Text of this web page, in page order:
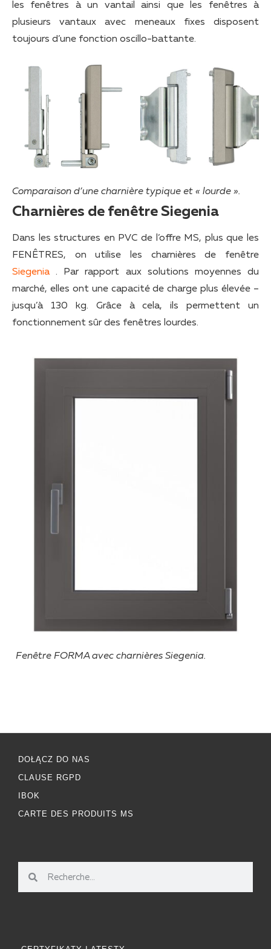
les fenêtres à un vantail ainsi que les fenêtres à
plusieurs vantaux avec meneaux fixes disposent
toujours d’une fonction oscillo-battante.
Comparaison d’une charnière typique et « lourde ».
Charnières de fenêtre Siegenia
Dans les structures en PVC de l’offre MS, plus que les
FENÊTRES, on utilise les charnières de fenêtre
Siegenia. Par rapport aux solutions moyennes du
marché, elles ont une capacité de charge plus élevée –
jusqu’à 130 kg. Grâce à cela, ils permettent un
fonctionnement sûr des fenêtres lourdes.
Fenêtre FORMA avec charnières Siegenia.
DOŁĄCZ DO NAS
CLAUSE RGPD
IBOK
CARTE DES PRODUITS MS